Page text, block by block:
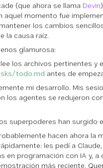
(que ahora se llama Devin
aquel momento fue
los cambios
la causa raíz.
glamurosa:
los archivos pertinentes y
todo.md antes de
mi desarrollo. Mis
los agentes se redujeron
superpoderes han surgido
hacen ahora la
les pedí a Claude,
en programación con IA y,
más reciente.